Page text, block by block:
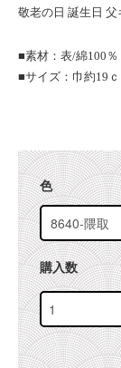
敬老の日 誕生日 父
■素材：表/綿100％
■サイズ：巾約19
色
購入数